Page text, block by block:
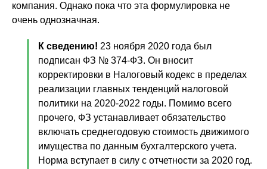
компания. Однако пока что эта формулировка не
очень однозначная.
К сведению! 23 ноября 2020 года был
подписан ФЗ № 374-ФЗ. Он вносит
корректировки в Налоговый кодекс в пределах
реализации главных тенденций налоговой
политики на 2020-2022 годы. Помимо всего
прочего, ФЗ устанавливает обязательство
включать среднегодовую стоимость движимого
имущества по данным бухгалтерского учета.
Норма вступает в силу с отчетности за 2020 год.